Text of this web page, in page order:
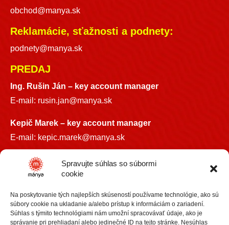
Spravujte súhlas so súbormi
cookie
Na poskytovanie tých najlepších skúseností používame technológie, ako sú
súbory cookie na ukladanie a/alebo prístup k informáciám o zariadení.
Súhlas s týmito technológiami nám umožní spracovávať údaje, ako je
správanie pri prehliadaní alebo jedinečné ID na tejto stránke. Nesúhlas
obchod@manya.sk
Reklamácie, sťažnosti a podnety:
podnety@manya.sk
PREDAJ
Ing. Rušin Ján – key account manager
E-mail: rusin.jan@manya.sk
Kepič Marek – key account manager
E-mail: kepic.marek@manya.sk
+421 918 841899
info@manya.sk